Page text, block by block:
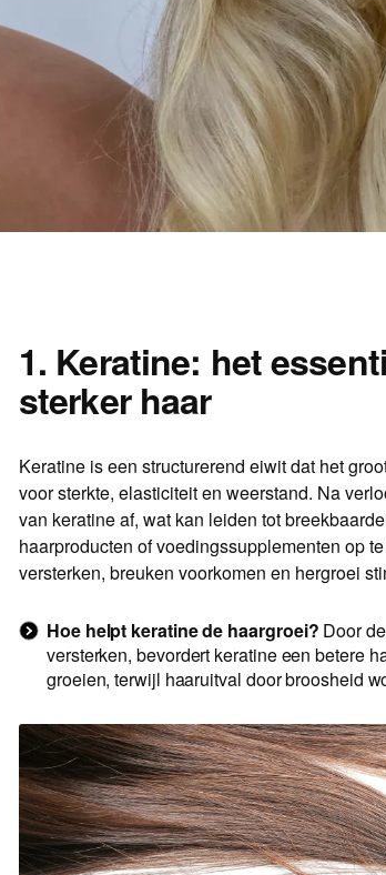
1. Keratine: het
sterker haar
Keratine is een structurerend eiwit dat het
voor sterkte, elasticiteit en weerstand. Na
van keratine af, wat kan leiden tot
haarproducten of voedingssupplementen op
versterken, breuken voorkomen en hergroei
Hoe helpt keratine de haargroei? Door
versterken, bevordert keratine een betere
groeien, terwijl haaruitval door broosheid